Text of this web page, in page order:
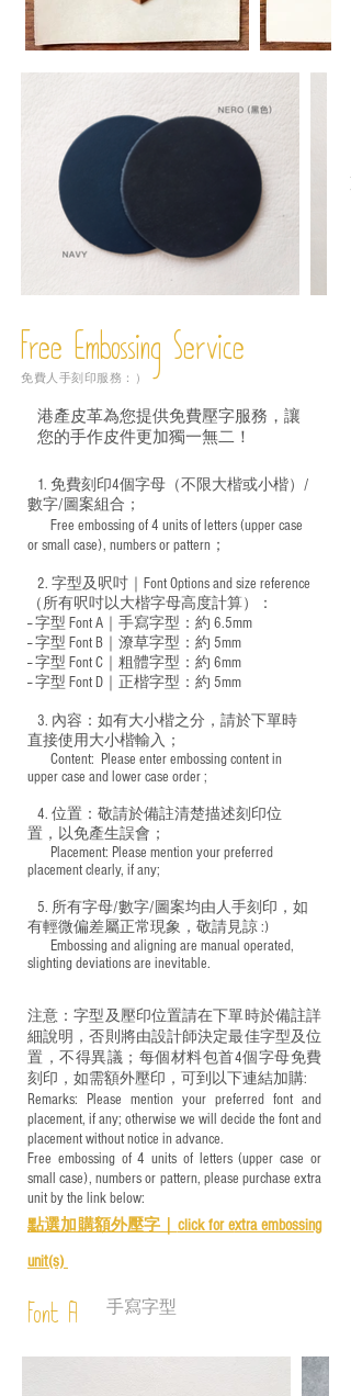
Free Embossing Service
免費人手刻印服務：）
港產皮革為您提供免費壓字服務，讓
您的手作皮件更加獨一無二！
1. 免費刻印4個字母（不限大楷或小楷）/
數字/圖案組合；
Free embossing of 4 units of letters (upper case
or small case), numbers or pattern；
2. 字型及呎吋｜ Font Options and size reference
（所有呎吋以大楷字母高度計算）：
-- 字型 Font A｜手寫字型：約 6.5mm
-- 字型 Font B｜潦草字型： 約 5mm
-- 字型 Font C｜粗體字型：約 6mm
-- 字型 Font D｜正楷字型： 約 5mm
3. 內容：如有大小楷之分，請於下單時
直接使用大小楷輸入；
​ Content: Please enter embossing content in
upper case and lower case order ;
4. 位置：敬請於備註清楚描述刻印位
置，以免產生誤會；
​ Placement: Please mention your preferred
placement clearly, if any;
5. 所有字母/數字/圖案均由人手刻印，如
有輕微偏差屬正常現象，敬請見諒 :)
​ Embossing and aligning are manual operated,
slighting deviations are inevitable.
注意：字型及壓印位置請在下單時於備註詳
細說明，否則將由設計師決定最佳字型及位
置，不得異議；每個材料包首4個字母免費
刻印，如需額外壓印，可到以下連結加購:
Remarks: Please mention your preferred font and
placement, if any; otherwise we will decide the font and
placement without notice in advance.
Free embossing of 4 units of letters (upper case or
small case), numbers or pattern, please purchase extra
unit by the link below:
點選加購額外壓字｜ click for extra embossing
unit(s)
Font A 手寫字型